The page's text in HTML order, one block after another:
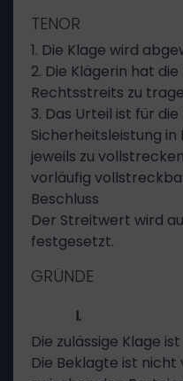
TENOR
1. Die Klage wird
2. Die Klägerin hat
Rechtsstreits zu
3. Das Urteil ist für
Sicherheitsleistung in
jeweils zu
vorläufig
Beschluss
Der Streitwert wird
festgesetzt.
GRÜNDE
I.
Die zulässige Klage
Die Beklagte ist